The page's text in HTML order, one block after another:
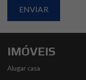
IMÓVEIS
Alugar casa